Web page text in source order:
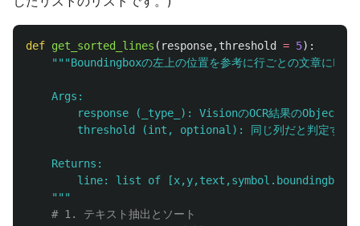
def get_sorted_lines ( response,threshold = 5):
"""Boundingboxの左上の位置を参考に行ごとの文章に
    Args:
        response (_type_): VisionのOCR結果のObject
threshold (int, optional): 同じ列だと判定する
    Returns:
        line: list of [x,y,text,symbol.boundingbox]
"""